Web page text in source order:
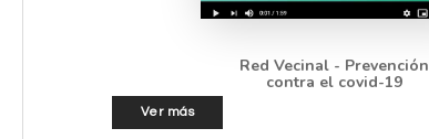
Red Vecinal - Prevención
contra el covid-19
Ver más